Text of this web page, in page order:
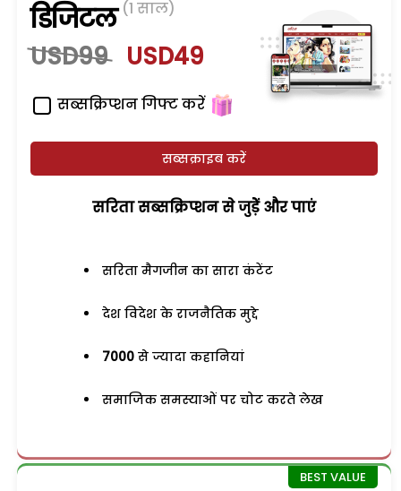
डिजिटल (1 साल)
USD99 USD49
सब्सक्रिप्शन गिफ्ट करें
सब्सक्राइब करें
सरिता सब्सक्रिप्शन से जुड़ेें और पाएं
सरिता मैगजीन का सारा कंटेंट
देश विदेश के राजनैतिक मुद्दे
7000 से ज्यादा कहानियां
समाजिक समस्याओं पर चोट करते लेख